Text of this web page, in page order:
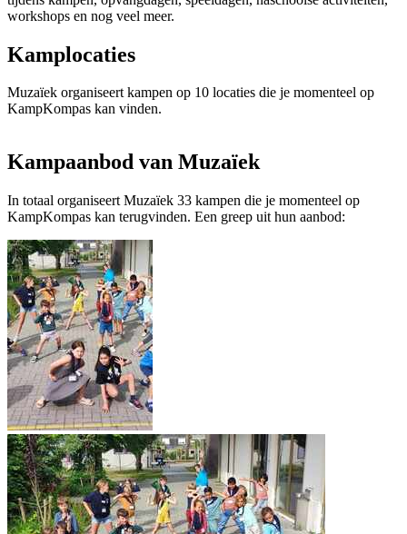
workshops en nog veel meer.
Kamplocaties
Muzaïek organiseert kampen op 10 locaties die je momenteel op
KampKompas kan vinden.
Kampaanbod van Muzaïek
In totaal organiseert Muzaïek 33 kampen die je momenteel op
KampKompas kan terugvinden. Een greep uit hun aanbod: